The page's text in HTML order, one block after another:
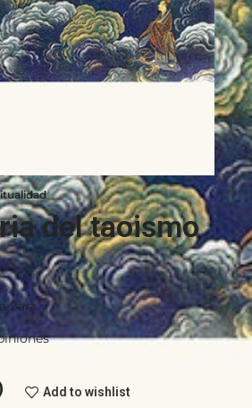
del taoismo
Sara
Add to wishlist